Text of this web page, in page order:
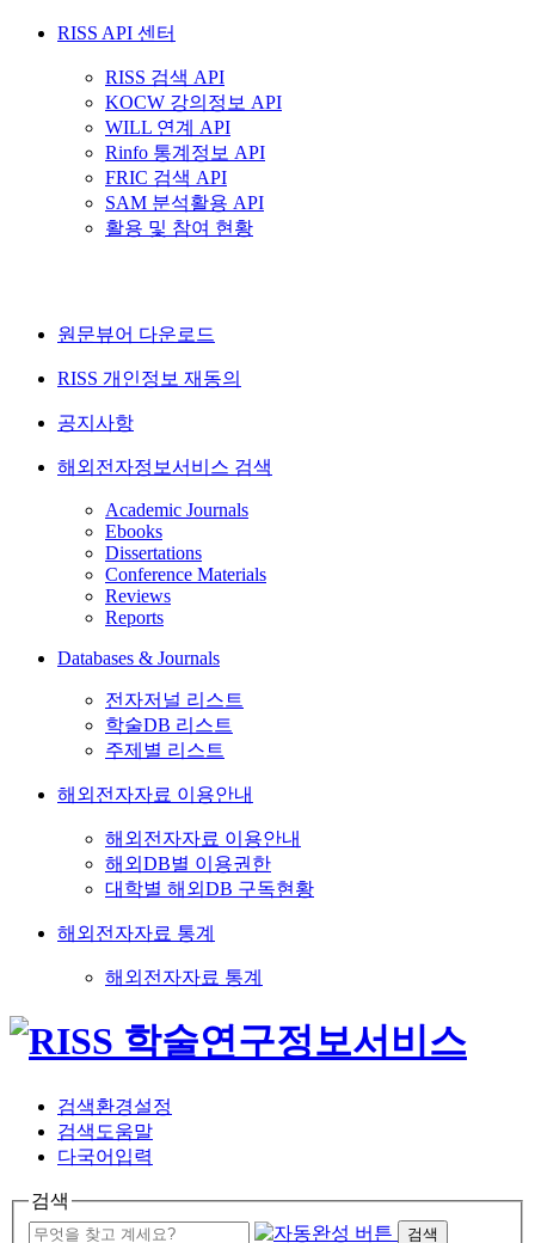
RISS API 센터
RISS 검색 API
KOCW 강의정보 API
WILL 연계 API
Rinfo 통계정보 API
FRIC 검색 API
SAM 분석활용 API
활용 및 참여 현황
원문뷰어 다운로드
RISS 개인정보 재동의
공지사항
해외전자정보서비스 검색
Academic Journals
Ebooks
Dissertations
Conference Materials
Reviews
Reports
Databases & Journals
전자저널 리스트
학술DB 리스트
주제별 리스트
해외전자자료 이용안내
해외전자자료 이용안내
해외DB별 이용권한
대학별 해외DB 구독현황
해외전자자료 통계
해외전자자료 통계
검색환경설정
검색도움말
다국어입력
검색
검색